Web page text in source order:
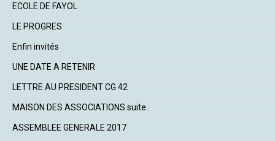
ECOLE DE FAYOL
LE PROGRES
Enfin invités
UNE DATE A RETENIR
LETTRE AU PRESIDENT CG 42
MAISON DES ASSOCIATIONS suite..
ASSEMBLEE GENERALE 2017